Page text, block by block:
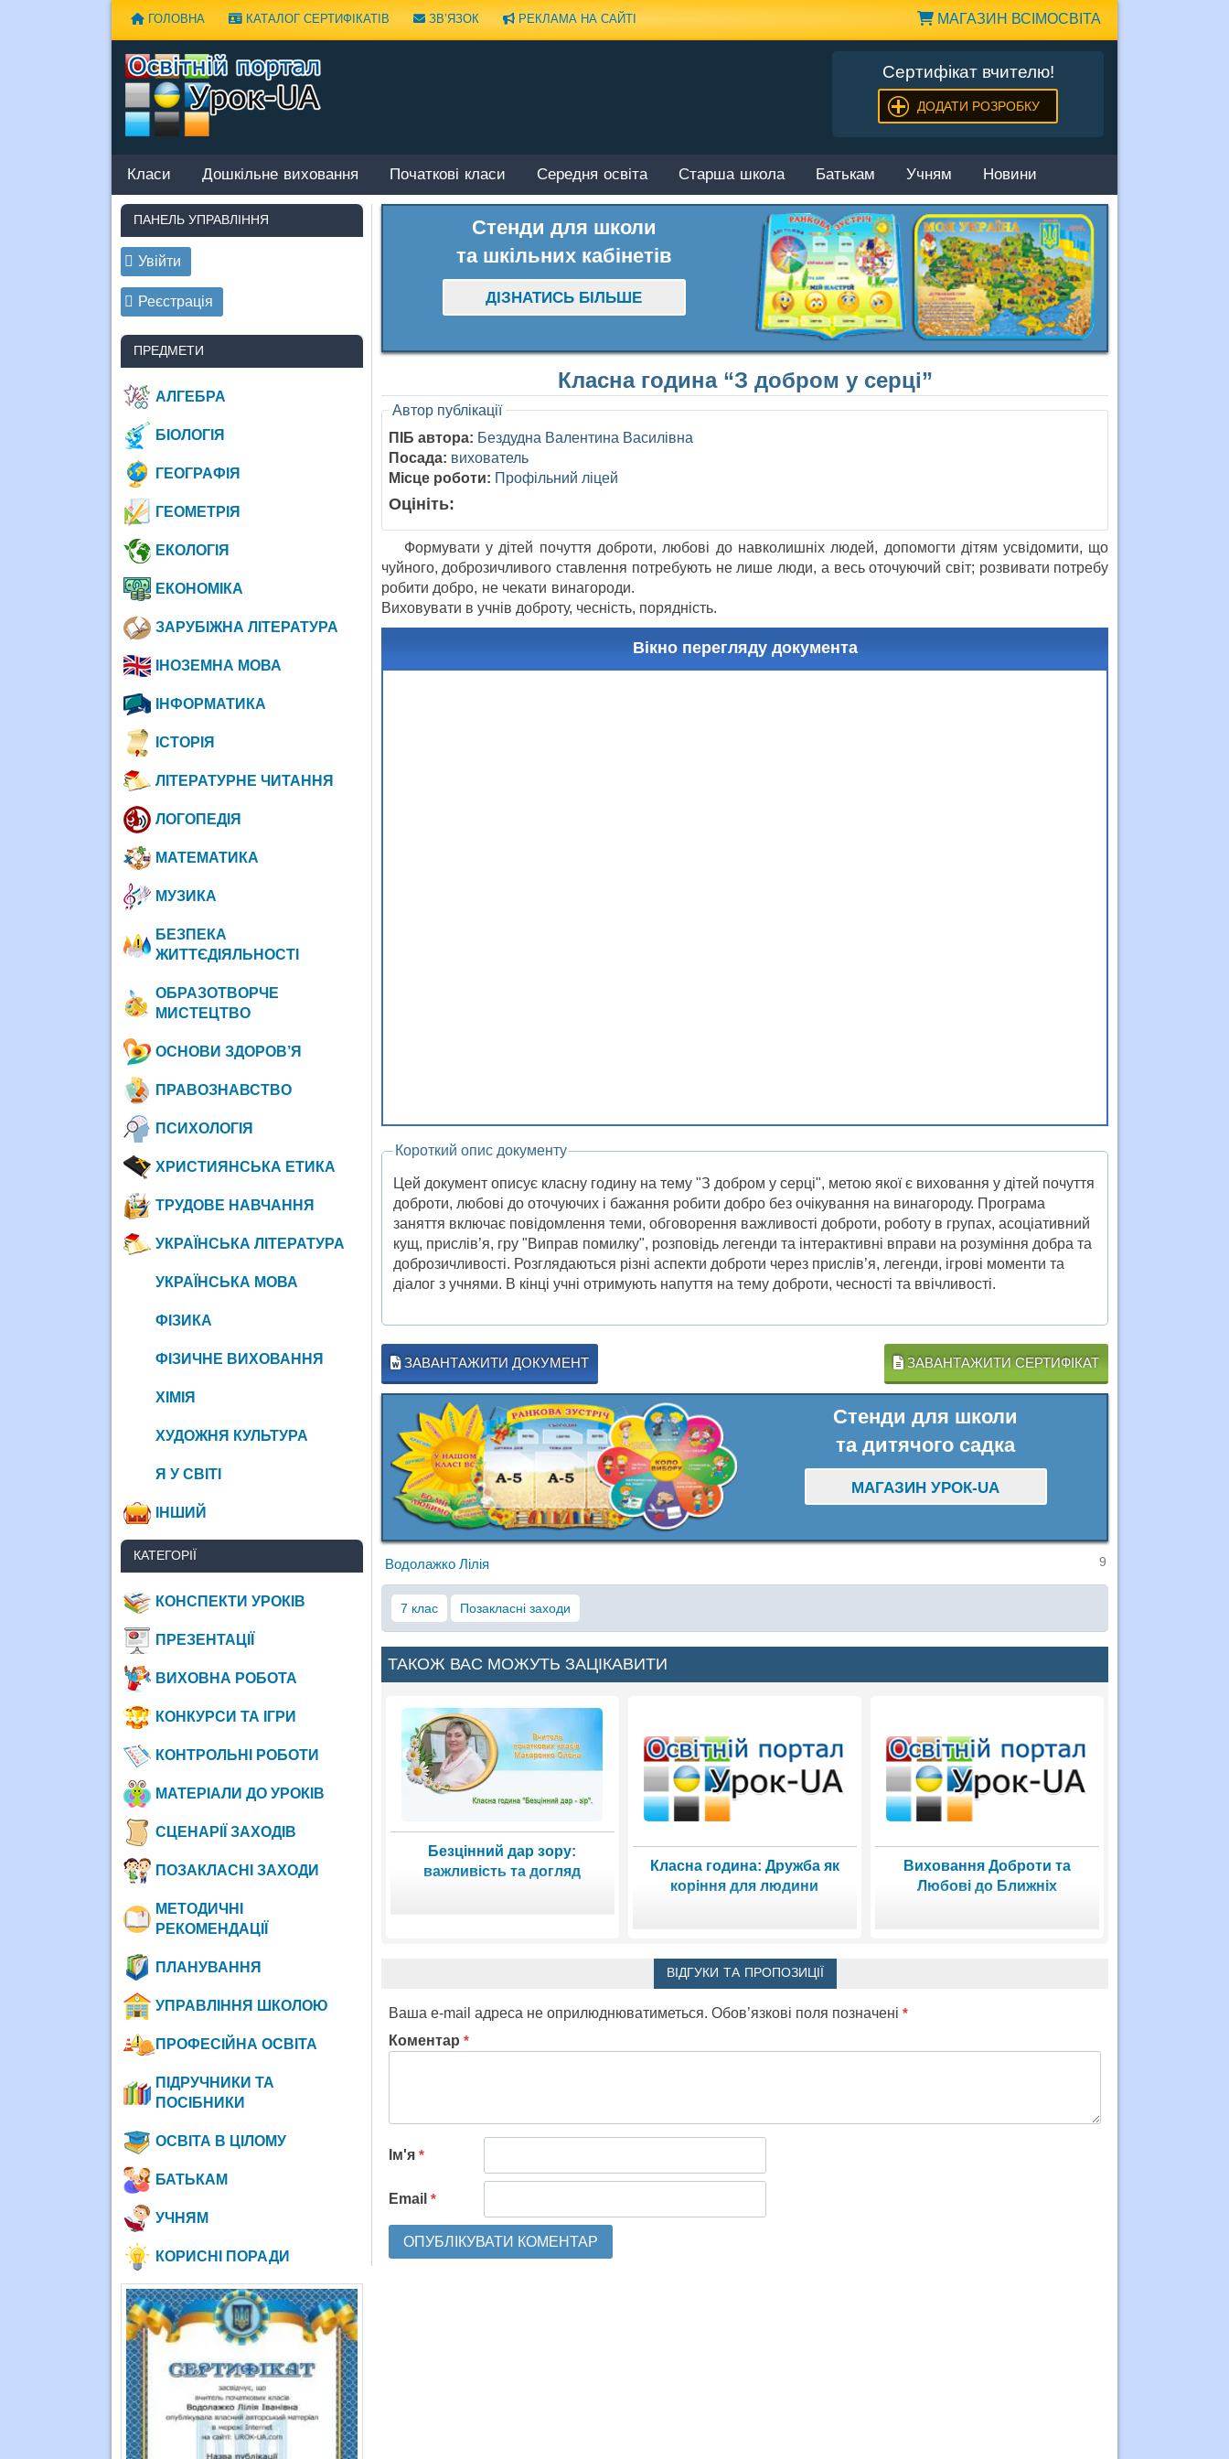
МАГАЗИН ВСІМОСВІТА
ГОЛОВНА КАТАЛОГ СЕРТИФІКАТІВ ЗВ’ЯЗОК РЕКЛАМА НА САЙТІ
Сертифікат вчителю!
ДОДАТИ РОЗРОБКУ
Класи Дошкільне виховання Початкові класи Середня освіта Старша школа Батькам Учням Новини
Стенди для школи
та шкільних кабінетів
ДІЗНАТИСЬ БІЛЬШЕ
Класна година “З добром у серці”
Автор публікації
ПІБ автора: Бездудна Валентина Василівна
Посада: вихователь
Місце роботи: Профільний ліцей
Оцініть:
Формувати у дітей почуття доброти, любові до навколишніх людей, допомогти дітям усвідомити, що
чуйного, доброзичливого ставлення потребують не лише люди, а весь оточуючий світ; розвивати потребу
робити добро, не чекати винагороди.
Виховувати в учнів доброту, чесність, порядність.
Вікно перегляду документа
Короткий опис документу
Цей документ описує класну годину на тему "З добром у серці", метою якої є виховання у дітей почуття
доброти, любові до оточуючих і бажання робити добро без очікування на винагороду. Програма
заняття включає повідомлення теми, обговорення важливості доброти, роботу в групах, асоціативний
кущ, прислів’я, гру "Виправ помилку", розповідь легенди та інтерактивні вправи на розуміння добра та
доброзичливості. Розглядаються різні аспекти доброти через прислів’я, легенди, ігрові моменти та
діалог з учнями. В кінці учні отримують напуття на тему доброти, чесності та ввічливості.
ЗАВАНТАЖИТИ ДОКУМЕНТ ЗАВАНТАЖИТИ СЕРТИФІКАТ
Стенди для школи
та дитячого садка
МАГАЗИН УРОК-UA
Водолажко Лілія 9
7 клас Позакласні заходи
ТАКОЖ ВАС МОЖУТЬ ЗАЦІКАВИТИ
Безцінний дар зору:
важливість та догляд
Класна година: Дружба як
коріння для людини
Виховання Доброти та
Любові до Ближніх
ВІДГУКИ ТА ПРОПОЗИЦІЇ
Ваша e-mail адреса не оприлюднюватиметься. Обов’язкові поля позначені *
Коментар *
Ім'я *
Email *
ПАНЕЛЬ УПРАВЛІННЯ
Увійти
Реєстрація
ПРЕДМЕТИ
АЛГЕБРА
БІОЛОГІЯ
ГЕОГРАФІЯ
ГЕОМЕТРІЯ
ЕКОЛОГІЯ
ЕКОНОМІКА
ЗАРУБІЖНА ЛІТЕРАТУРА
ІНОЗЕМНА МОВА
ІНФОРМАТИКА
ІСТОРІЯ
ЛІТЕРАТУРНЕ ЧИТАННЯ
ЛОГОПЕДІЯ
МАТЕМАТИКА
МУЗИКА
БЕЗПЕКА
ЖИТТЄДІЯЛЬНОСТІ
ОБРАЗОТВОРЧЕ
МИСТЕЦТВО
ОСНОВИ ЗДОРОВ’Я
ПРАВОЗНАВСТВО
ПСИХОЛОГІЯ
ХРИСТИЯНСЬКА ЕТИКА
ТРУДОВЕ НАВЧАННЯ
УКРАЇНСЬКА ЛІТЕРАТУРА
УКРАЇНСЬКА МОВА
ФІЗИКА
ФІЗИЧНЕ ВИХОВАННЯ
ХІМІЯ
ХУДОЖНЯ КУЛЬТУРА
Я У СВІТІ
ІНШИЙ
КАТЕГОРІЇ
КОНСПЕКТИ УРОКІВ
ПРЕЗЕНТАЦІЇ
ВИХОВНА РОБОТА
КОНКУРСИ ТА ІГРИ
КОНТРОЛЬНІ РОБОТИ
МАТЕРІАЛИ ДО УРОКІВ
СЦЕНАРІЇ ЗАХОДІВ
ПОЗАКЛАСНІ ЗАХОДИ
МЕТОДИЧНІ
РЕКОМЕНДАЦІЇ
ПЛАНУВАННЯ
УПРАВЛІННЯ ШКОЛОЮ
ПРОФЕСІЙНА ОСВІТА
ПІДРУЧНИКИ ТА
ПОСІБНИКИ
ОСВІТА В ЦІЛОМУ
БАТЬКАМ
УЧНЯМ
КОРИСНІ ПОРАДИ